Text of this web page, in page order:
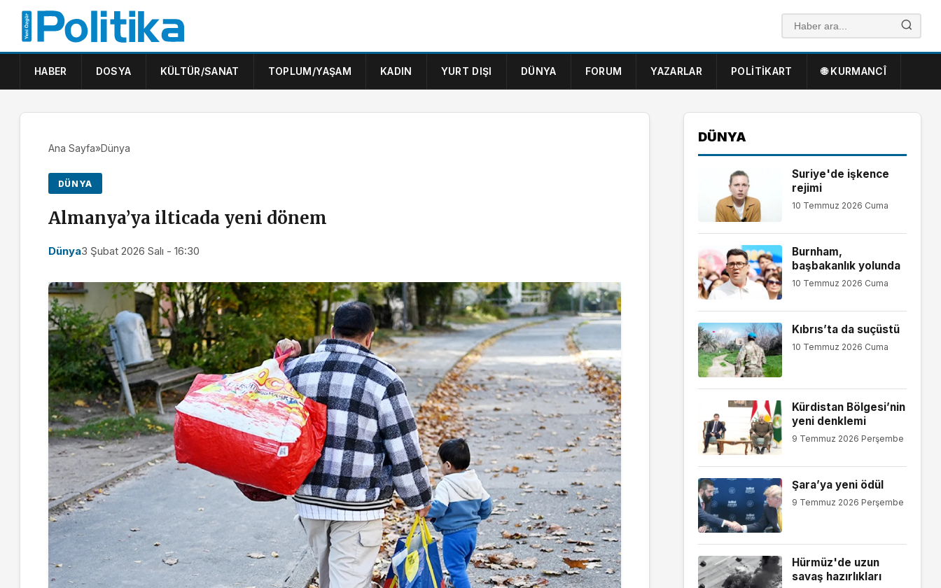
HABER DOSYA KÜLTÜR/SANAT TOPLUM/YAŞAM KADIN YURT DIŞI DÜNYA FORUM YAZARLAR POLITIKART 🌐 KURMANCÎ
Ana Sayfa»Dünya
DÜNYA
Almanya’ya ilticada yeni dönem
Dünya3 Şubat 2026 Salı - 16:30
DÜNYA
Suriye'de işkence
rejimi
10 Temmuz 2026 Cuma
Burnham,
başbakanlık yolunda
10 Temmuz 2026 Cuma
Kıbrıs’ta da suçüstü
10 Temmuz 2026 Cuma
Kürdistan Bölgesi’nin
yeni denklemi
9 Temmuz 2026 Perşembe
Şara’ya yeni ödül
9 Temmuz 2026 Perşembe
Hürmüz'de uzun
savaş hazırlıkları